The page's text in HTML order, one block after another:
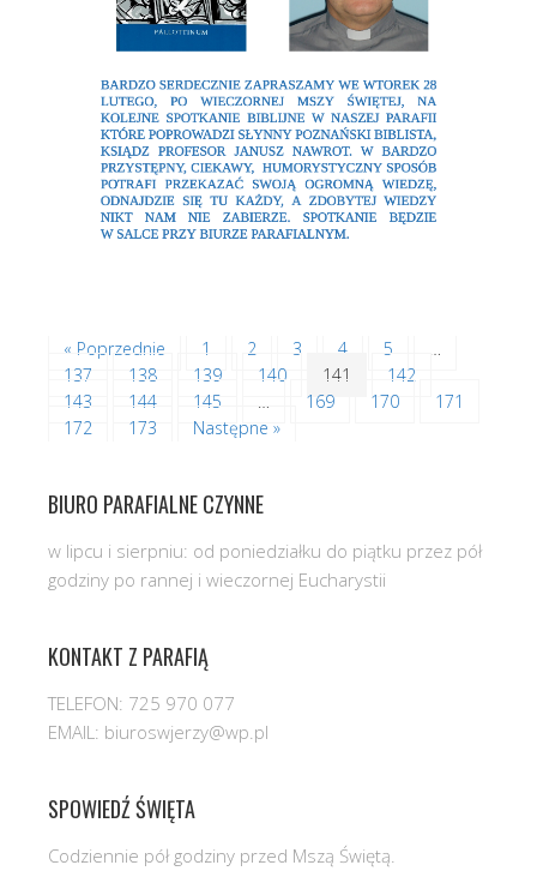
« Poprzednie 1 2 3 4 5
…
137
138 139 140 141
142
143
144 145 … 169 170
171
172
173 Następne »
BIURO PARAFIALNE CZYNNE
w lipcu i sierpniu: od poniedziałku do piątku przez pół
godziny po rannej i wieczornej Eucharystii
KONTAKT Z PARAFIĄ
TELEFON: 725 970 077
EMAIL: biuroswjerzy@wp.pl
SPOWIEDŹ ŚWIĘTA
Codziennie pół godziny przed Mszą Świętą.